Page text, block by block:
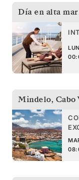
Día en alta mar
Mindelo, Cabo